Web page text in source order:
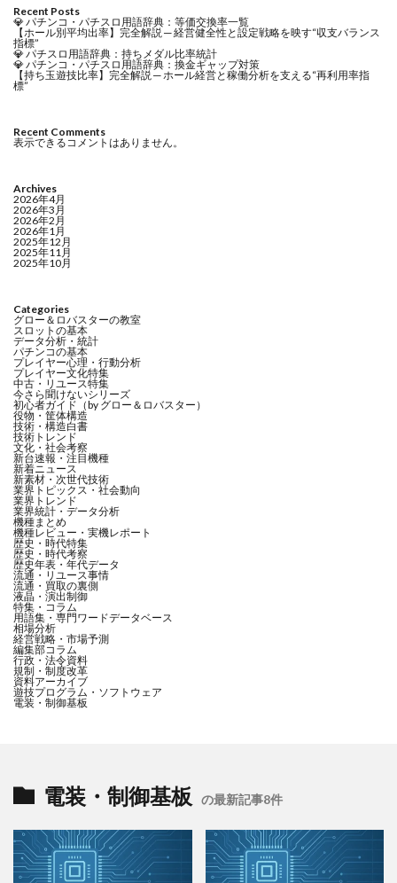
Recent Posts
💎 パチンコ・パチスロ用語辞典：等価交換率一覧
【ホール別平均出率】完全解説 ─ 経営健全性と設定戦略を映す“収支バランス
指標”
💎 パチスロ用語辞典：持ちメダル比率統計
💎 パチンコ・パチスロ用語辞典：換金ギャップ対策
【持ち玉遊技比率】完全解説 ─ ホール経営と稼働分析を支える“再利用率指
標”
Recent Comments
表示できるコメントはありません。
Archives
2026年4月
2026年3月
2026年2月
2026年1月
2025年12月
2025年11月
2025年10月
Categories
グロー＆ロバスターの教室
スロットの基本
データ分析・統計
パチンコの基本
プレイヤー心理・行動分析
プレイヤー文化特集
中古・リユース特集
今さら聞けないシリーズ
初心者ガイド（by グロー＆ロバスター）
役物・筐体構造
技術・構造白書
技術トレンド
文化・社会考察
新台速報・注目機種
新着ニュース
新素材・次世代技術
業界トピックス・社会動向
業界トレンド
業界統計・データ分析
機種まとめ
機種レビュー・実機レポート
歴史・時代特集
歴史・時代考察
歴史年表・年代データ
流通・リユース事情
流通・買取の裏側
液晶・演出制御
特集・コラム
用語集・専門ワードデータベース
相場分析
経営戦略・市場予測
編集部コラム
行政・法令資料
規制・制度改革
資料アーカイブ
遊技プログラム・ソフトウェア
電装・制御基板
電装・制御基板 の最新記事8件